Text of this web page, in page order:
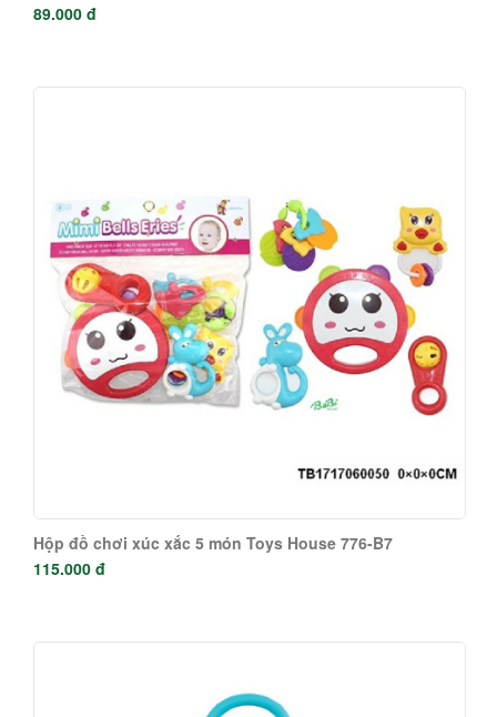
89.000 đ
Hộp đồ chơi xúc xắc 5 món Toys House 776-B7
115.000 đ